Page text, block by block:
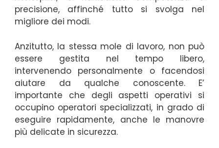
precisione, affinché tutto si svolga nel
migliore dei modi.
Anzitutto, la stessa mole di lavoro, non può
essere gestita nel tempo libero,
intervenendo personalmente o facendosi
aiutare da qualche conoscente. E’
importante che degli aspetti operativi si
occupino operatori specializzati, in grado di
eseguire rapidamente, anche le manovre
più delicate in sicurezza.